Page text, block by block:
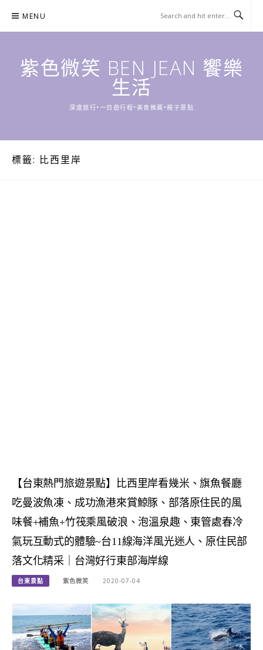
content
MENU
紫色微笑 BEN JEAN 饗樂
生活
深度旅行•一日遊行程•美食推薦•親子景點
標籤: 比西里岸
【台東熱門旅遊景點】比西里岸看幾米、旗魚餐廳
吃曼波魚凍、成功漁港來賞鯨豚、部落原住民的風
味餐+補魚+竹筏乘風破浪、泡溫泉趣、東管處春冷
氣玩互動式的體驗~台11線海洋風光迷人、原住民部
落文化精采｜台灣好行東部海岸線
台東景點 紫色微笑 2020-07-04